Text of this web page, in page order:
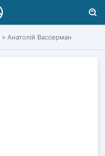
» Анатолій Вассерман